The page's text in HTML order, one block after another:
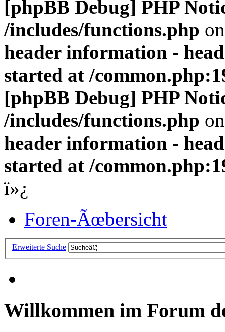
[phpBB Debug] PHP
/includes/functions.php
header information -
started at /
[phpBB Debug] PHP
/includes/functions.php
header information -
started at /
ï»¿
Foren-Ãœbersicht
Erweiterte Suche
Willkommen im Forum